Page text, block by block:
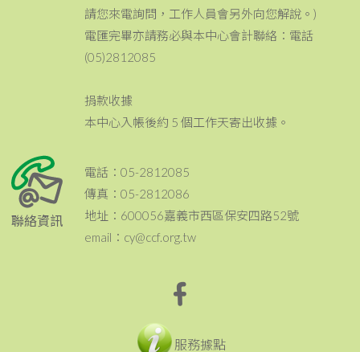
請您來電詢問，工作人員會另外向您解說。)
電匯完畢亦請務必與本中心會計聯絡：電話
(05)2812085
捐款收據
本中心入帳後約 5 個工作天寄出收據。
聯絡資訊
電話：05-2812085
傳真：05-2812086
地址：600056嘉義市西區保安四路52號
email：cy@ccf.org.tw
服務據點